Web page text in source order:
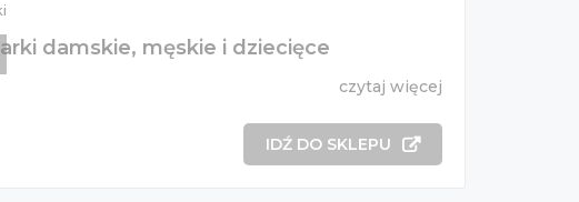
damskie, męskie i dziecięce
czytaj więcej
IDŹ DO SKLEPU